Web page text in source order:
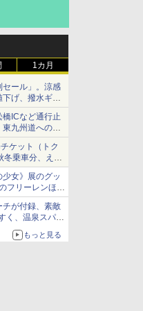
1カ月
セール」。涼感
げ、撥水ギア
ICなど通行止
九州道への迂
ケット（トク
冬乗車分、えき
女》展のグッ
フリーレンほ
チが付録、素敵
く、温泉スパに
もっと見る